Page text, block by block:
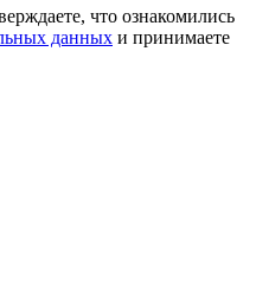
что ознакомились
данных и принимаете